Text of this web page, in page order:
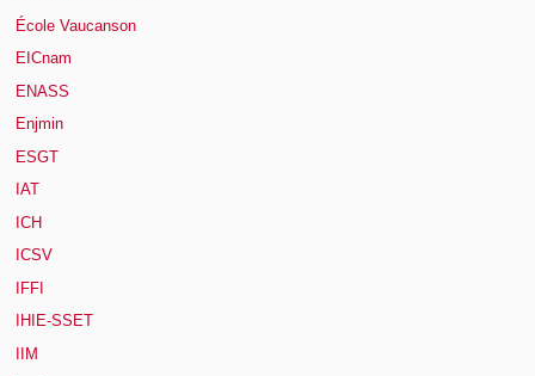
École Vaucanson
EICnam
ENASS
Enjmin
ESGT
IAT
ICH
ICSV
IFFI
IHIE-SSET
IIM